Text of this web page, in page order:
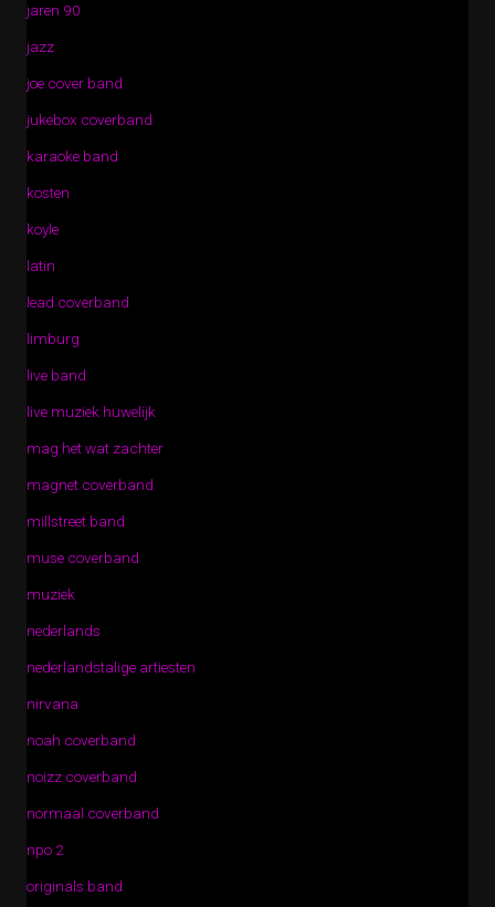
jaren 90
jazz
joe cover band
jukebox coverband
karaoke band
kosten
koyle
latin
lead coverband
limburg
live band
live muziek huwelijk
mag het wat zachter
magnet coverband
millstreet band
muse coverband
muziek
nederlands
nederlandstalige artiesten
nirvana
noah coverband
noizz coverband
normaal coverband
npo 2
originals band